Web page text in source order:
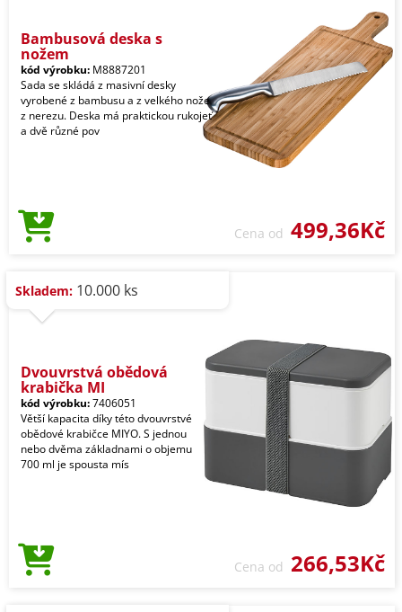
Bambusová deska s
nožem
kód výrobku: M8887201
Sada se skládá z masivní desky
vyrobené z bambusu a z velkého nože
z nerezu. Deska má praktickou rukojeť
a dvě různé pov
Cena od 499,36Kč
Skladem: 10.000 ks
Dvouvrstvá obědová
krabička MI
kód výrobku:7406051
Větší kapacita díky této dvouvrstvé
obědové krabičce MIYO. S jednou
nebo dvěma základnami o objemu
700 ml je spousta mís
Cena od 266,53Kč